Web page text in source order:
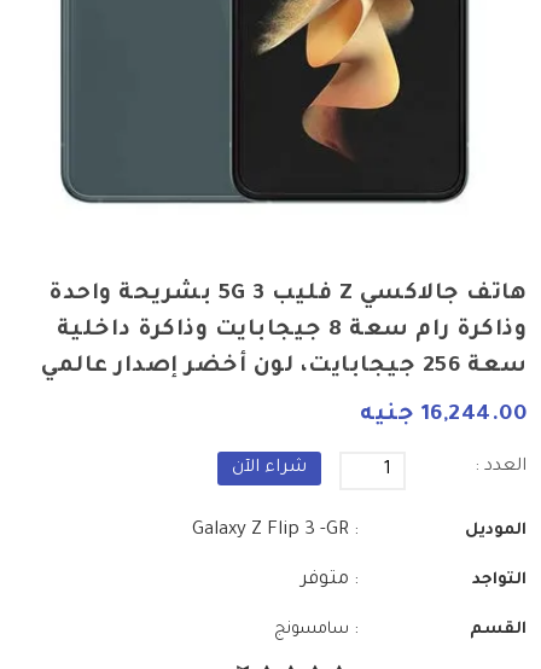
هاتف جالاكسي Z فليب 3 5G بشريحة واحدة
وذاكرة رام سعة 8 جيجابايت وذاكرة داخلية
سعة 256 جيجابايت، لون أخضر إصدار عالمي
16,244.00 جنيه
العدد : شراء الآن
الموديل : Galaxy Z Flip 3 -GR
التواجد : متوفر
القسم : سامسونج